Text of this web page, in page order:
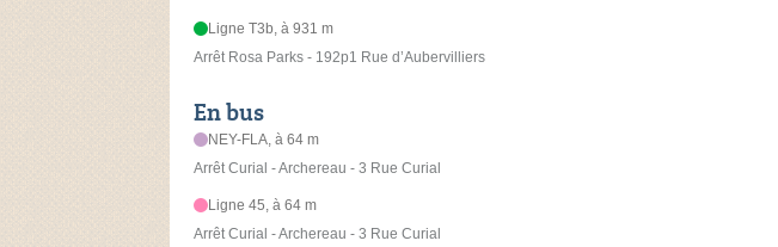
Ligne T3b, à 931 m
Arrêt Rosa Parks - 192p1 Rue d’Aubervilliers
En bus
NEY-FLA, à 64 m
Arrêt Curial - Archereau - 3 Rue Curial
Ligne 45, à 64 m
Arrêt Curial - Archereau - 3 Rue Curial